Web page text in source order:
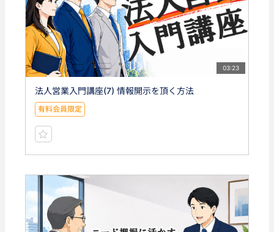
03:23
法人営業入門講座(7) 情報開示を頂く方法
有料会員限定